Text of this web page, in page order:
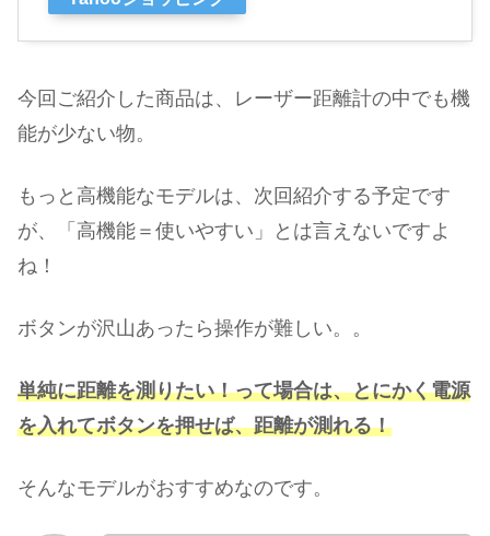
今回ご紹介した商品は、レーザー距離計の中でも機
能が少ない物。
もっと高機能なモデルは、次回紹介する予定です
が、「高機能＝使いやすい」とは言えないですよ
ね！
ボタンが沢山あったら操作が難しい。。
単純に距離を測りたい！って場合は、とにかく電源
を入れてボタンを押せば、距離が測れる！
そんなモデルがおすすめなのです。